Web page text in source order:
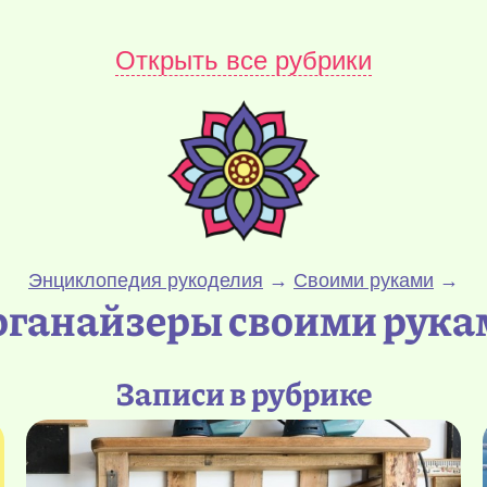
Открыть все рубрики
Энциклопедия рукоделия → Своими руками →
своими
Записи в рубрике